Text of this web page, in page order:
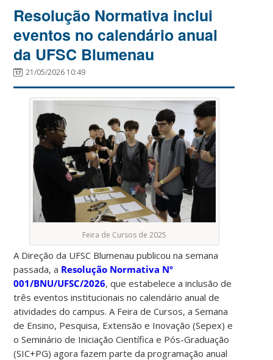
Resolução Normativa inclui
eventos no calendário anual
da UFSC Blumenau
21/05/2026 10:49
Feira de Cursos de 2025
A Direção da UFSC Blumenau publicou na semana
passada, a Resolução Normativa Nº
001/BNU/UFSC/2026, que estabelece a inclusão de
três eventos institucionais no calendário anual de
atividades do campus. A Feira de Cursos, a Semana
de Ensino, Pesquisa, Extensão e Inovação (Sepex) e
o Seminário de Iniciação Científica e Pós-Graduação
(SIC+PG) agora fazem parte da programação anual